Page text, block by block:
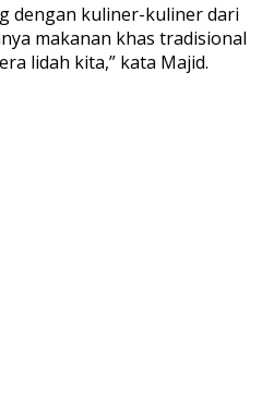
dengan kuliner-kuliner dari
makanan khas tradisional
lidah kita,” kata Majid.